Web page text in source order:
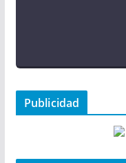
Publicidad